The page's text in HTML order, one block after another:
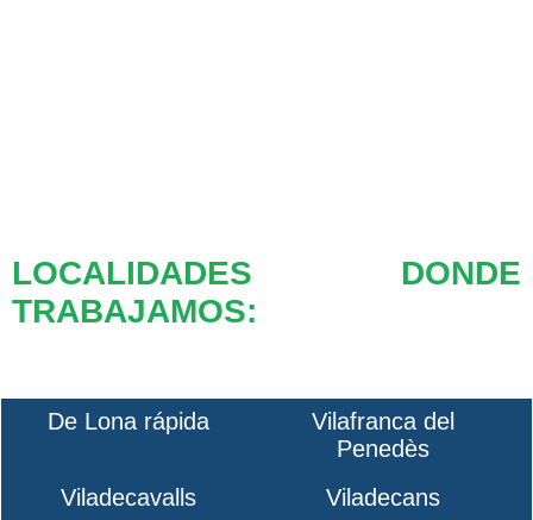
LOCALIDADES DONDE
TRABAJAMOS:
De Lona rápida
Vilafranca del
Penedès
Viladecavalls
Viladecans